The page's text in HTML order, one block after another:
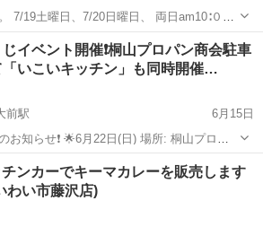
7/19土曜日、7/20日曜日、 両日am10∶００-
ヨタ神奈川辻堂浜見山店に、キッチンカ
回は、地元湘南と横須賀のお店コラボで
地域/お祭り 夏祭り
イベント開催❗️桐山プロパン商会駐車
「いこいキッチン」も同時開催…
前駅
6月15日
日) 場所: 桐山プロパ
駅近く） ☘️子供食堂いこいキッチン開催😆
！ わいわい市藤沢店にて定期的に開催して
地域/お祭り 昆虫
ンカーでキーマカレーを販売します
わい市藤沢店)